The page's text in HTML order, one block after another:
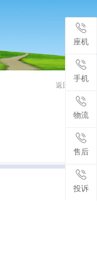
返回首页
座机
手机
物流
售后
投诉